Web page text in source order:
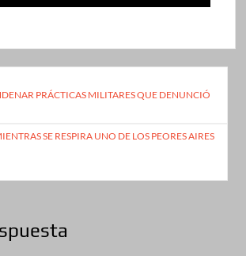
PRÁCTICAS MILITARES QUE DENUNCIÓ
SE RESPIRA UNO DE LOS PEORES AIRES